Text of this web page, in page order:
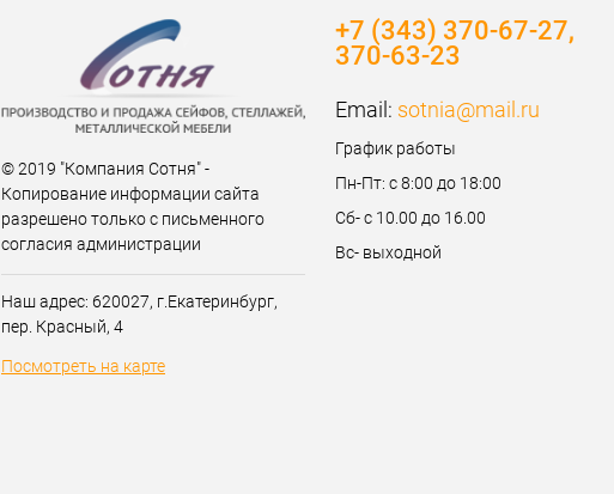
© 2019 "Компания Сотня" -
Копирование информации сайта
разрешено только с письменного
согласия администрации
Наш адрес: 620027, г.Екатеринбург,
пер. Красный, 4
Посмотреть на карте
+7 (343) 370-67-27,
370-63-23
Email: sotnia@mail.ru
График работы
Пн-Пт: с 8:00 до 18:00
Сб- с 10.00 до 16.00
Вс- выходной